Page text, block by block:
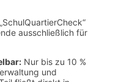
ausschließlich für
Nur bis zu 10 %
und